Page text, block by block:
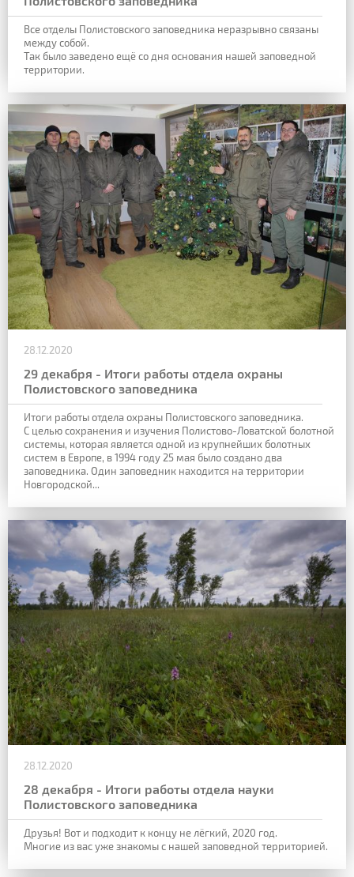
Все отделы Полистовского заповедника неразрывно связаны
между собой.
Так было заведено ещё со дня основания нашей заповедной
территории.
28.12.2020
29 декабря - Итоги работы отдела охраны
Полистовского заповедника
Итоги работы отдела охраны Полистовского заповедника.
С целью сохранения и изучения Полистово-Ловатской болотной
системы, которая является одной из крупнейших болотных
систем в Европе, в 1994 году 25 мая было создано два
заповедника. Один заповедник находится на территории
Новгородской...
28.12.2020
28 декабря - Итоги работы отдела науки
Полистовского заповедника
Друзья! Вот и подходит к концу не лёгкий, 2020 год.
Многие из вас уже знакомы с нашей заповедной территорией.